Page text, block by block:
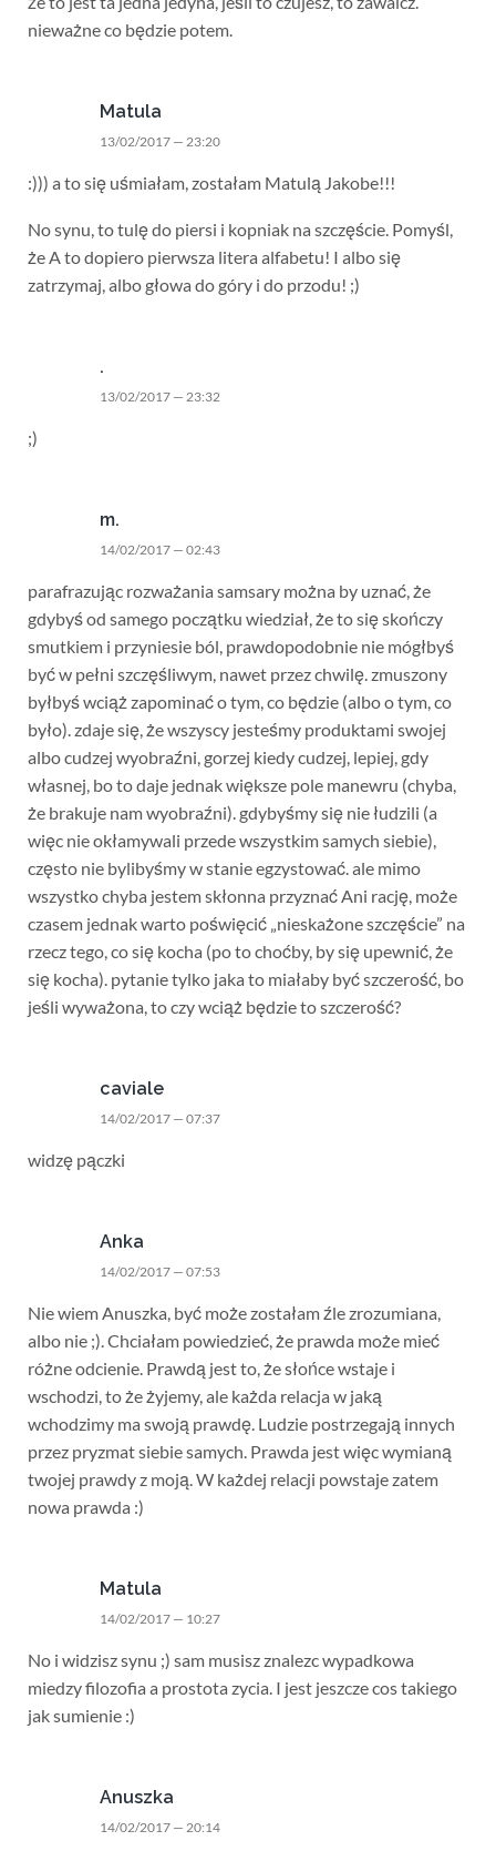
nieważne co będzie potem.
Matula
13/02/2017 — 23:20
:))) a to się uśmiałam, zostałam Matulą Jakobe!!!
No synu, to tulę do piersi i kopniak na szczęście. Pomyśl,
że A to dopiero pierwsza litera alfabetu! I albo się
zatrzymaj, albo głowa do góry i do przodu! ;)
.
13/02/2017 — 23:32
;)
m.
14/02/2017 — 02:43
parafrazując rozważania samsary można by uznać, że
gdybyś od samego początku wiedział, że to się skończy
smutkiem i przyniesie ból, prawdopodobnie nie mógłbyś
być w pełni szczęśliwym, nawet przez chwilę. zmuszony
byłbyś wciąż zapominać o tym, co będzie (albo o tym, co
było). zdaje się, że wszyscy jesteśmy produktami swojej
albo cudzej wyobraźni, gorzej kiedy cudzej, lepiej, gdy
własnej, bo to daje jednak większe pole manewru (chyba,
że brakuje nam wyobraźni). gdybyśmy się nie łudzili (a
więc nie okłamywali przede wszystkim samych siebie),
często nie bylibyśmy w stanie egzystować. ale mimo
wszystko chyba jestem skłonna przyznać Ani rację, może
czasem jednak warto poświęcić „nieskażone szczęście” na
rzecz tego, co się kocha (po to choćby, by się upewnić, że
się kocha). pytanie tylko jaka to miałaby być szczerość, bo
jeśli wyważona, to czy wciąż będzie to szczerość?
caviale
14/02/2017 — 07:37
widzę pączki
Anka
14/02/2017 — 07:53
Nie wiem Anuszka, być może zostałam źle zrozumiana,
albo nie ;). Chciałam powiedzieć, że prawda może mieć
różne odcienie. Prawdą jest to, że słońce wstaje i
wschodzi, to że żyjemy, ale każda relacja w jaką
wchodzimy ma swoją prawdę. Ludzie postrzegają innych
przez pryzmat siebie samych. Prawda jest więc wymianą
twojej prawdy z moją. W każdej relacji powstaje zatem
nowa prawda :)
Matula
14/02/2017 — 10:27
No i widzisz synu ;) sam musisz znalezc wypadkowa
miedzy filozofia a prostota zycia. I jest jeszcze cos takiego
jak sumienie :)
Anuszka
14/02/2017 — 20:14